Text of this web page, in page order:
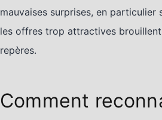
mauvaises surprises, en particulier
les offres trop attractives
repères.
Comment